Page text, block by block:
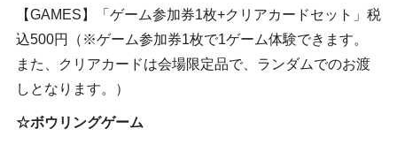
【GAMES】「ゲーム参加券1枚+クリアカードセット」税
込500円（※ゲーム参加券1枚で1ゲーム体験できます。
また、クリアカードは会場限定品で、ランダムでのお渡
しとなります。）
☆ボウリングゲーム